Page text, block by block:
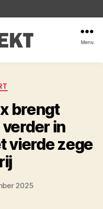
Menu
brengt
in
vierde zege
2025